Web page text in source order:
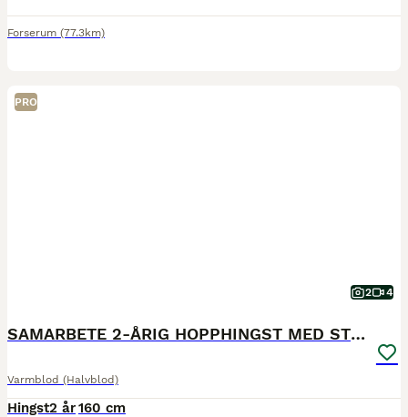
Forserum (77.3km)
PRO
2 4
SAMARBETE 2-ÅRIG HOPPHINGST MED STORA KVALITETER!
Varmblod (Halvblod)
Hingst2 år160 cm